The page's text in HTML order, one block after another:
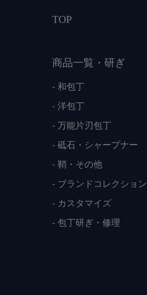
TOP
商品一覧・研ぎ
和包丁
洋包丁
万能片刃包丁
砥石・シャープナー
鞘・その他
ブランドコレクション
カスタマイズ
包丁研ぎ・修理